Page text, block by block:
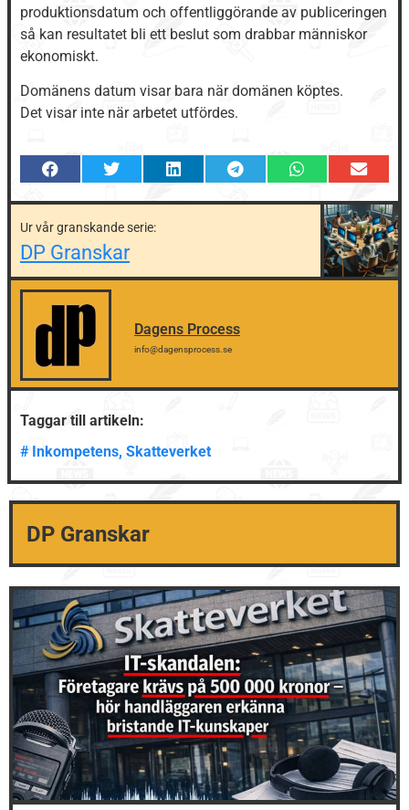
produktionsdatum och offentliggörande av publiceringen
så kan resultatet bli ett beslut som drabbar människor
ekonomiskt.
Domänens datum visar bara när domänen köptes.
Det visar inte när arbetet utfördes.
Ur vår granskande serie:
DP Granskar
Dagens Process
info@dagensprocess.se
Taggar till artikeln:
# Inkompetens, Skatteverket
DP Granskar